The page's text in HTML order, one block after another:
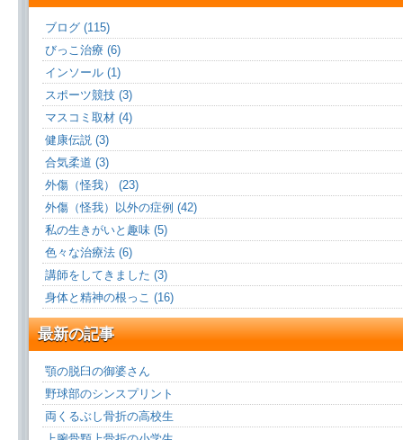
ブログ (115)
びっこ治療 (6)
インソール (1)
スポーツ競技 (3)
マスコミ取材 (4)
健康伝説 (3)
合気柔道 (3)
外傷（怪我） (23)
外傷（怪我）以外の症例 (42)
私の生きがいと趣味 (5)
色々な治療法 (6)
講師をしてきました (3)
身体と精神の根っこ (16)
最新の記事
顎の脱臼の御婆さん
野球部のシンスプリント
両くるぶし骨折の高校生